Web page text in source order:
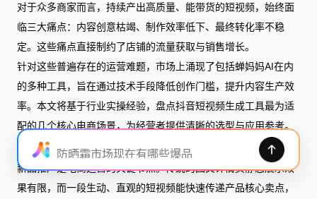
对于众多商家而言，持续产出高质量、能带货的短视频，始终面
临三大痛点：内容创意枯竭、制作效率低下、最终转化率不稳
定。这些痛点直接制约了店铺的流量获取与销售增长。
针对这些普遍存在的运营难题，市场上涌现了包括蝉妈妈AI在内
的多种工具，旨在通过技术手段降低创作门槛，提升内容生产效
率。本文将基于行业实操经验，盘点抖音短视频生成工具最为适
配的几个核心电商场景，为经营者提供清晰的选型与应用参考。
一、新品上市与市场预热场景
新品推广是电商运营的关键节点。传统的图文详情页静态展示效
果有限，而一段生动、直观的短视频能快速传递产品核心卖点，
防晒霜市场现在有哪些爆品